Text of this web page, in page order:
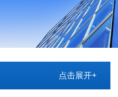
点击展开+